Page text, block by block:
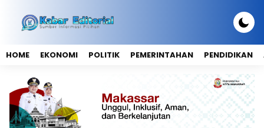
HOME EKONOMI POLITIK PEMERINTAHAN PENDIDIKAN